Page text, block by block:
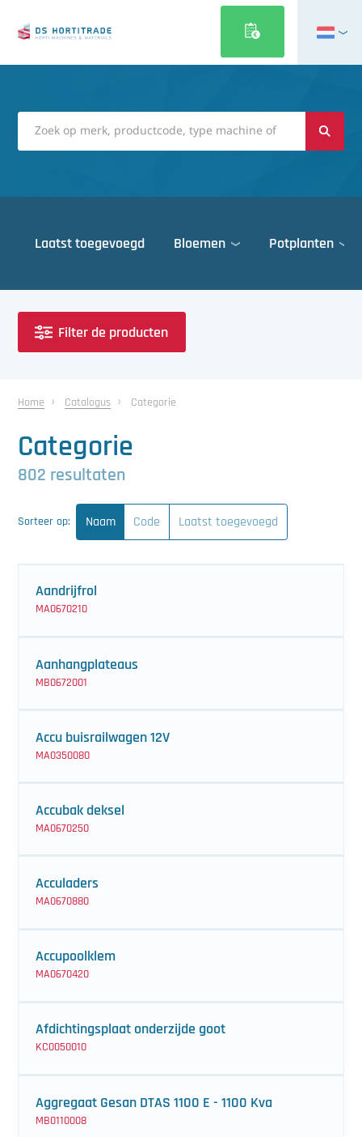
English
Deutsch
Polski
Română
Laatst toegevoegd Bloemen Potplanten
Gewasbescherming
Ontvochtiging
Reinigingsmachines
Teeltbenodigdheden
Teeltwisseling
Ventilatoren
Home Catalogus Categorie
Categorie
802 resultaten
Sorteer op: Naam Code Laatst toegevoegd
Aandrijfrol
MA0670210
Aanhangplateaus
MB0672001
Accu buisrailwagen 12V
MA0350080
Accubak deksel
MA0670250
Acculaders
MA0670880
Accupoolklem
MA0670420
Afdichtingsplaat onderzijde goot
KC0050010
Aggregaat Gesan DTAS 1100 E - 1100 Kva
MB0110008